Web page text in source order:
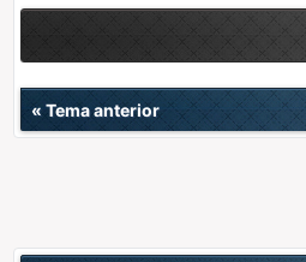
« Tema anterior